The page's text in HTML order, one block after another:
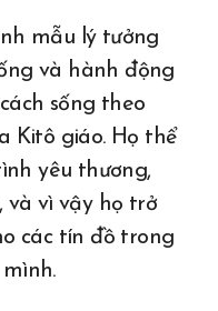
mẫu lý tưởng
và hành động
sống theo
Kitô giáo. Họ thể
yêu thương,
và vì vậy họ trở
các tín đồ trong